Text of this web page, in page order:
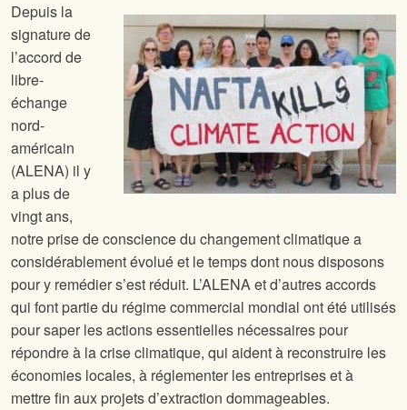
Depuis la
signature de
l’accord de
libre-
échange
nord-
américain
(ALENA) il y
a plus de
vingt ans,
notre prise de conscience du changement climatique a
considérablement évolué et le temps dont nous disposons
pour y remédier s’est réduit. L’ALENA et d’autres accords
qui font partie du régime commercial mondial ont été utilisés
pour saper les actions essentielles nécessaires pour
répondre à la crise climatique, qui aident à reconstruire les
économies locales, à réglementer les entreprises et à
mettre fin aux projets d’extraction dommageables.